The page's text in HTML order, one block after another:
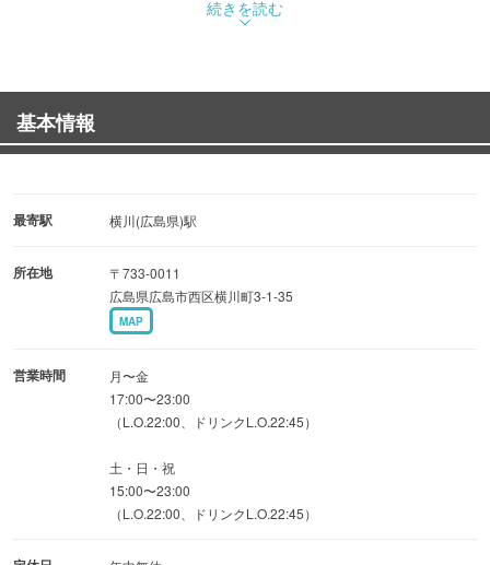
おつまみはビールに漬け込んだ鶏の唐揚げ"ビアチキ"がメ
ビアチキ以外にも、ビール屋だからできる贅沢なメニュー
も豊富にございます。もちろんビール以外のお酒も多数用
も大歓迎です!!
続きを読む
基本情報
最寄駅 横川(広島県)駅
所在地
〒733-0011
広島県広島市西区横川町3-1-35
MAP
営業時間
月〜金
17:00〜23:00
（L.O.22:00、ドリンクL.O.22:45）
土・日・祝
15:00〜23:00
（L.O.22:00、ドリンクL.O.22:45）